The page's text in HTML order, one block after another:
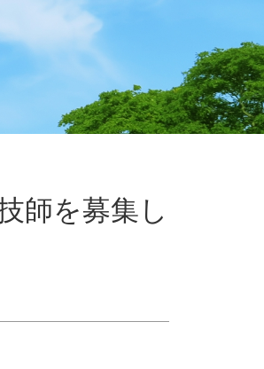
師を募集し